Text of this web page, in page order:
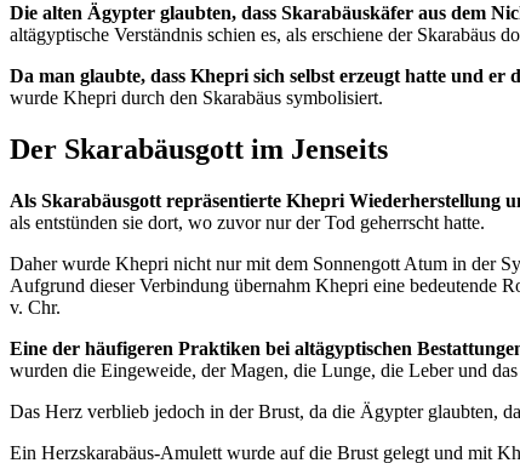
Die alten Ägypter glaubten, dass Skarabäuskäfer aus dem
altägyptische Verständnis schien es, als erschiene der Skarabäus
Da man glaubte, dass Khepri sich selbst erzeugt hatte und
wurde Khepri durch den Skarabäus symbolisiert.
Der Skarabäusgott im Jenseits
Als Skarabäusgott repräsentierte Khepri Wiederherstellung
als entstünden sie dort, wo zuvor nur der Tod geherrscht hatte.
Daher wurde Khepri nicht nur mit dem Sonnengott Atum in der
Aufgrund dieser Verbindung übernahm Khepri eine bedeutende
v. Chr.
Eine der häufigeren Praktiken bei altägyptischen
wurden die Eingeweide, der Magen, die Lunge, die Leber und
Das Herz verblieb jedoch in der Brust, da die Ägypter glaubten,
Ein Herzskarabäus-Amulett wurde auf die Brust gelegt und mit